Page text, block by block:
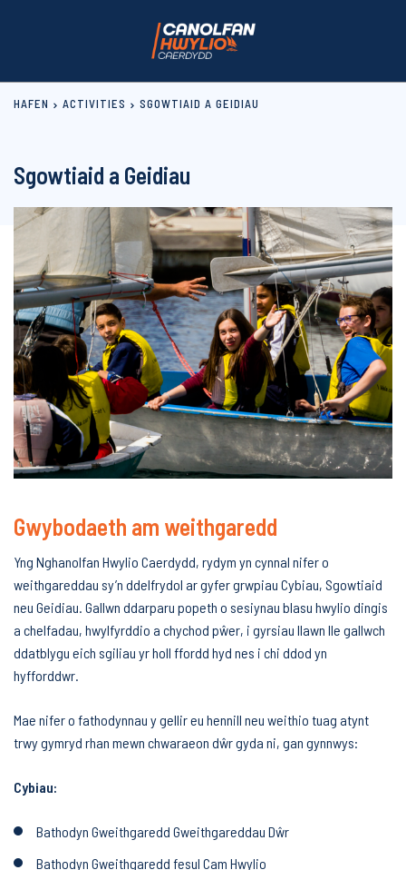
HAFEN ACTIVITIES SGOWTIAID A GEIDIAU
Sgowtiaid a Geidiau
Gwybodaeth am weithgaredd
Yng Nghanolfan Hwylio Caerdydd, rydym yn cynnal nifer o
weithgareddau sy’n ddelfrydol ar gyfer grwpiau Cybiau, Sgowtiaid
neu Geidiau. Gallwn ddarparu popeth o sesiynau blasu hwylio dingis
a chelfadau, hwylfyrddio a chychod pŵer, i gyrsiau llawn lle gallwch
ddatblygu eich sgiliau yr holl ffordd hyd nes i chi ddod yn
hyfforddwr.
Mae nifer o fathodynnau y gellir eu hennill neu weithio tuag atynt
trwy gymryd rhan mewn chwaraeon dŵr gyda ni, gan gynnwys:
Cybiau:
Bathodyn Gweithgaredd Gweithgareddau Dŵr
Bathodyn Gweithgaredd fesul Cam Hwylio